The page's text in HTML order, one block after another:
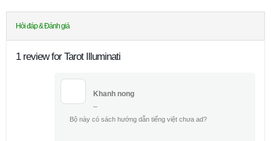
Hỏi đáp & Đánh giá
1 review for Tarot Illuminati
Khanh nong
–
Bộ này có sách hướng dẫn tiếng việt chưa ad?